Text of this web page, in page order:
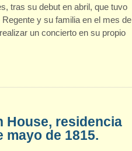
tras su debut en abril, que tuvo
y su familia en el mes de
un concierto en su propio
House, residencia
mayo de 1815.